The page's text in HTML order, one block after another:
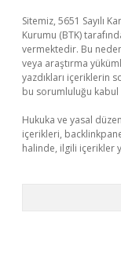
Sitemiz, 5651 Sayılı
Kurumu (BTK)
vermektedir. Bu
veya araştırma
yazdıkları içeriklerin
bu sorumluluğu kabul
Hukuka ve yasal
içerikleri,
halinde, ilgili içerikler